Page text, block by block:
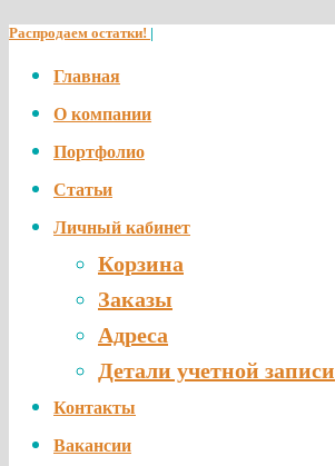
Распродаем остатки! |
Главная
О компании
Портфолио
Статьи
Личный кабинет
Корзина
Заказы
Адреса
Детали учетной записи
Контакты
Вакансии